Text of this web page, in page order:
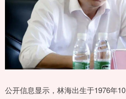
公开信息显示，林海出生于1976年